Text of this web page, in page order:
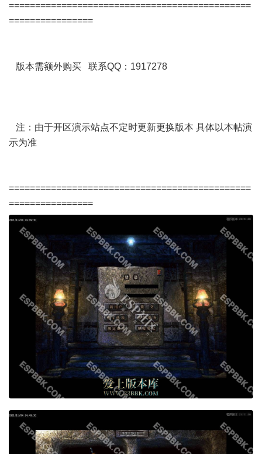
==============================================
================
版本需额外购买 联系QQ：1917278
注：由于开区演示站点不定时更新更换版本 具体以本帖演
示为准
==============================================
================